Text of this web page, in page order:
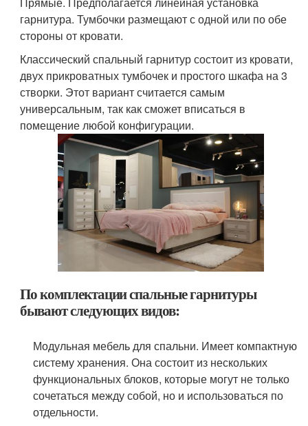
гарнитура. Тумбочки размещают с одной или по обе
стороны от кровати.
Классический спальный гарнитур состоит из кровати,
двух прикроватных тумбочек и простого шкафа на 3
створки. Этот вариант считается самым
универсальным, так как сможет вписаться в
помещение любой конфигурации.
По комплектации спальные гарнитуры
бывают следующих видов:
Модульная мебель для спальни. Имеет компактную
систему хранения. Она состоит из нескольких
функциональных блоков, которые могут не только
сочетаться между собой, но и использоваться по
отдельности.